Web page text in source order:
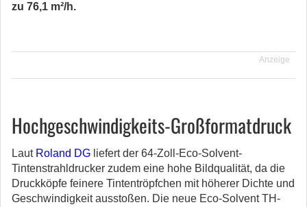
zu 76,1 m²/h.
Anzeige
Hochgeschwindigkeits-Großformatdruck
Laut Roland DG liefert der 64-Zoll-Eco-Solvent-
Tintenstrahldrucker zudem eine hohe Bildqualität, da die
Druckköpfe feinere Tintentröpfchen mit höherer Dichte und
Geschwindigkeit ausstoßen. Die neue Eco-Solvent TH-